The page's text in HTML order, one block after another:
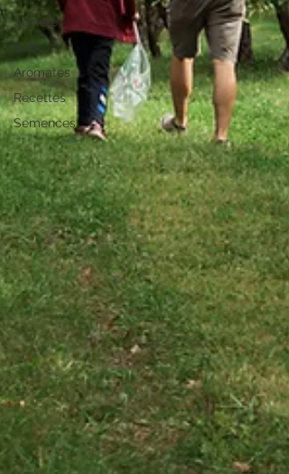
Société
Sols
Aromates
Recettes
Semences